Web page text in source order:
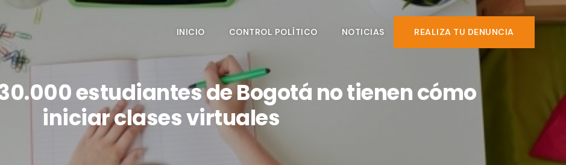
INICIO CONTROL POLÍTICO NOTICIAS REALIZA TU DENUNCIA
estudiantes de Bogotá no tienen cómo
iniciar clases virtuales